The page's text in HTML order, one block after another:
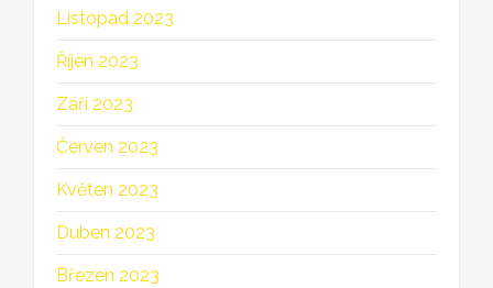
Listopad 2023
Říjen 2023
Září 2023
Červen 2023
Květen 2023
Duben 2023
Březen 2023